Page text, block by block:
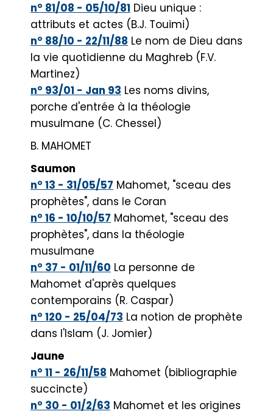
n° 81/08 - 05/10/81 Dieu unique :
attributs et actes (B.J. Touimi)
n° 88/10 - 22/11/88 Le nom de Dieu dans
la vie quotidienne du Maghreb (F.V.
Martinez)
n° 93/01 - Jan 93 Les noms divins,
porche d'entrée à la théologie
musulmane (C. Chessel)
B. MAHOMET
Saumon
n° 13 - 31/05/57 Mahomet, "sceau des
prophètes", dans le Coran
n° 16 - 10/10/57 Mahomet, "sceau des
prophètes", dans la théologie
musulmane
n° 37 - 01/11/60 La personne de
Mahomet d'après quelques
contemporains (R. Caspar)
n° 120 - 25/04/73 La notion de prophète
dans l'Islam (J. Jomier)
Jaune
n° 11 - 26/11/58 Mahomet (bibliographie
succincte)
n° 30 - 01/2/63 Mahomet et les origines